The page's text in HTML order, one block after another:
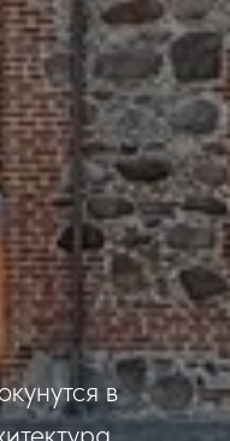
в